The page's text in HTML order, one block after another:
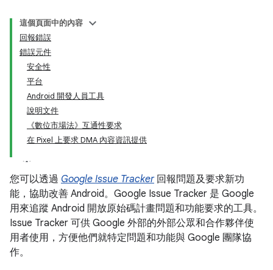
這個頁面中的內容
回報錯誤
錯誤元件
安全性
平台
Android 開發人員工具
說明文件
《數位市場法》互通性要求
在 Pixel 上要求 DMA 內容資訊提供
您可以透過 Google Issue Tracker回報問題及要求新功
能，協助改善 Android。Google Issue Tracker 是 Google
用來追蹤 Android 開放原始碼計畫問題和功能要求的工具。
Issue Tracker 可供 Google 外部的外部公眾和合作夥伴使
用者使用，方便他們就特定問題和功能與 Google 團隊協
作。